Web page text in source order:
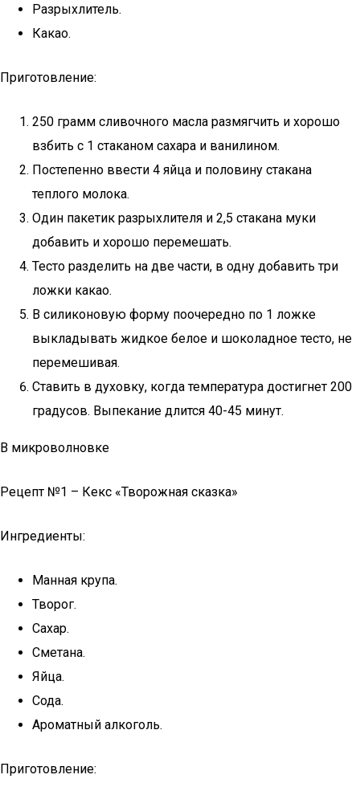
Разрыхлитель.
Какао.
Приготовление:
250 грамм сливочного масла размягчить и хорошо
взбить с 1 стаканом сахара и ванилином.
Постепенно ввести 4 яйца и половину стакана
теплого молока.
Один пакетик разрыхлителя и 2,5 стакана муки
добавить и хорошо перемешать.
Тесто разделить на две части, в одну добавить три
ложки какао.
В силиконовую форму поочередно по 1 ложке
выкладывать жидкое белое и шоколадное тесто, не
перемешивая.
Ставить в духовку, когда температура достигнет 200
градусов. Выпекание длится 40-45 минут.
В микроволновке
Рецепт №1 – Кекс «Творожная сказка»
Ингредиенты:
Манная крупа.
Творог.
Сахар.
Сметана.
Яйца.
Сода.
Ароматный алкоголь.
Приготовление: